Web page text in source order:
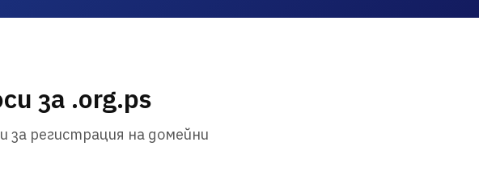
за .org.ps
за регистрация на домейни